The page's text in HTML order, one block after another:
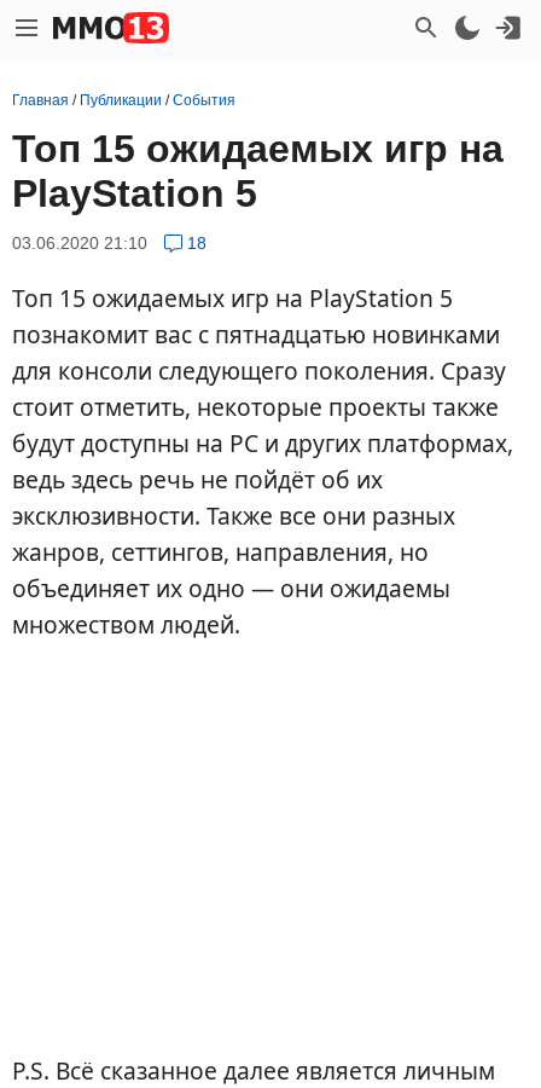
Главная / Публикации /События
Топ 15 ожидаемых игр на
PlayStation 5
03.06.2020 21:10 18
Топ 15 ожидаемых игр на PlayStation 5
познакомит вас с пятнадцатью новинками
для консоли следующего поколения. Сразу
стоит отметить, некоторые проекты также
будут доступны на PC и других платформах,
ведь здесь речь не пойдёт об их
эксклюзивности. Также все они разных
жанров, сеттингов, направления, но
объединяет их одно — они ожидаемы
множеством людей.
P.S. Всё сказанное далее является личным